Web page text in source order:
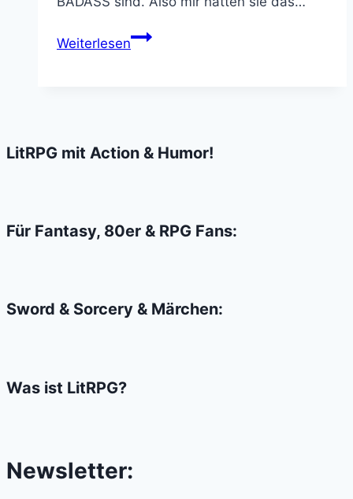
WeiterlesenNeue
ulkig
Sinne
LitRPG mit Action & Humor!
Für Fantasy, 80er & RPG Fans:
Sword & Sorcery & Märchen:
Was ist LitRPG?
Newsletter: